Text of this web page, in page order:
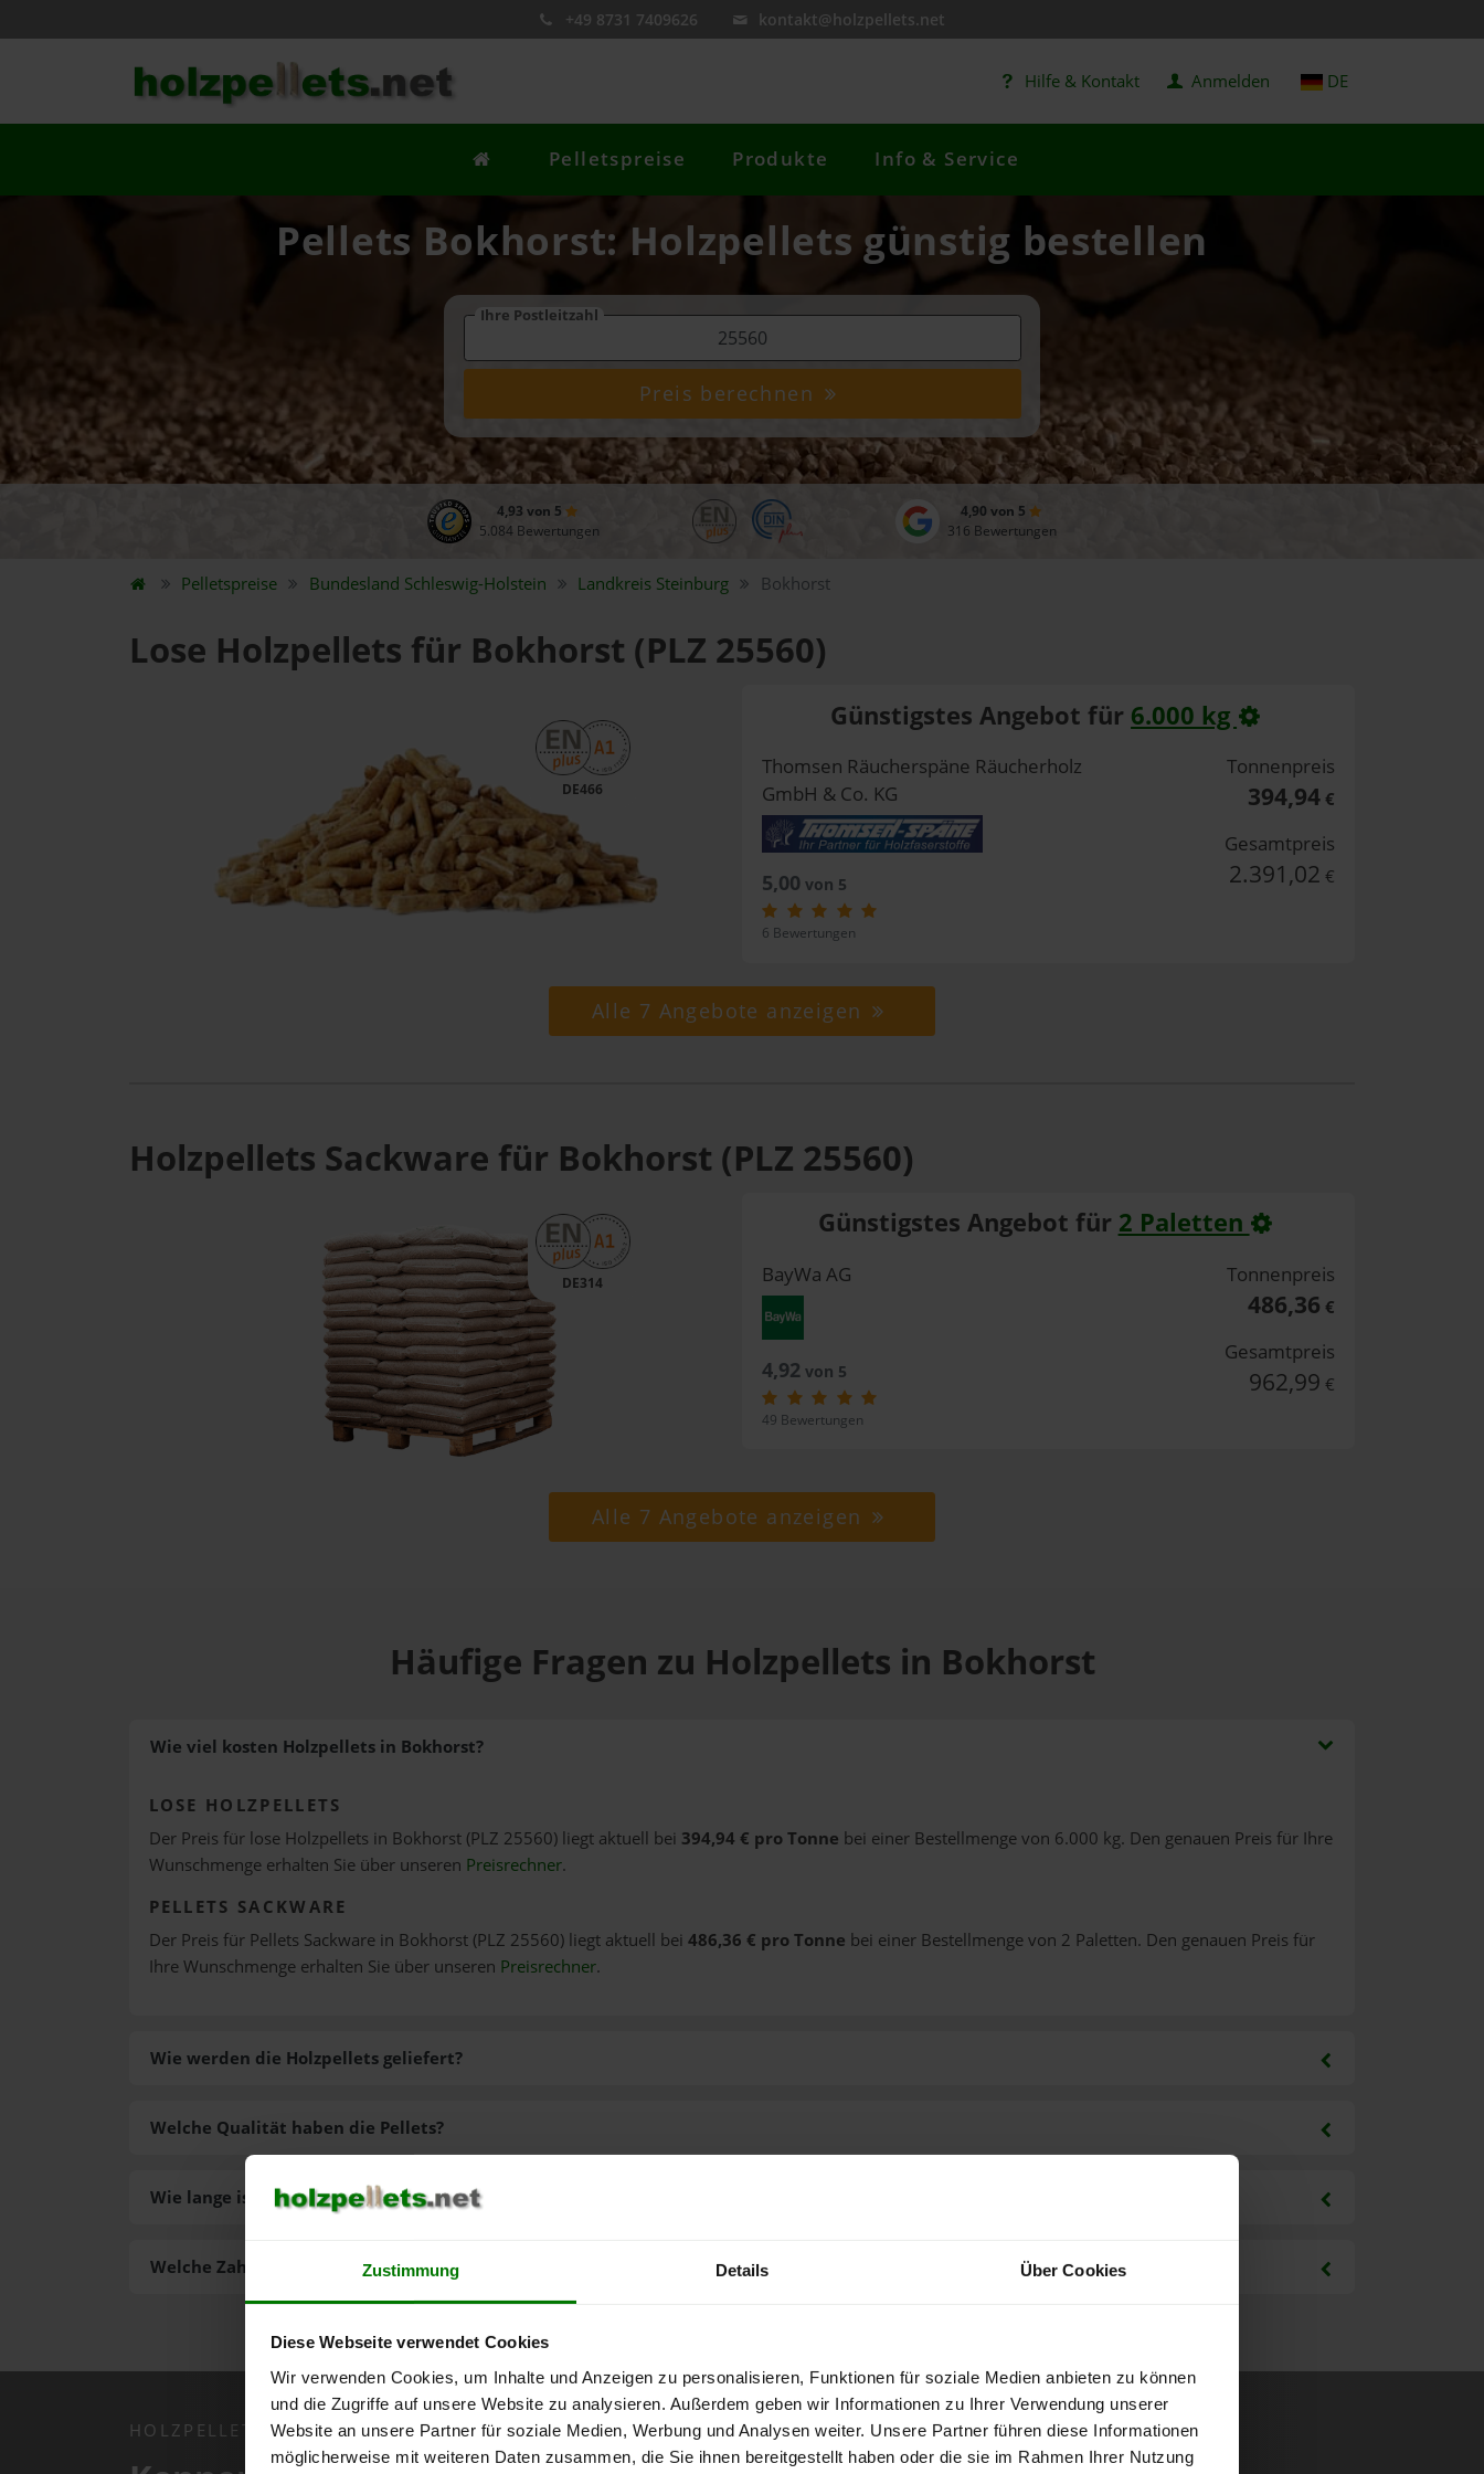
Zustimmung Details Über Cookies
Diese Webseite verwendet Cookies
Wir verwenden Cookies, um Inhalte und Anzeigen zu personalisieren, Funktionen für soziale Medien anbieten zu können
und die Zugriffe auf unsere Website zu analysieren. Außerdem geben wir Informationen zu Ihrer Verwendung unserer
Website an unsere Partner für soziale Medien, Werbung und Analysen weiter. Unsere Partner führen diese Informationen
möglicherweise mit weiteren Daten zusammen, die Sie ihnen bereitgestellt haben oder die sie im Rahmen Ihrer Nutzung
+49 8731 7409626 kontakt@holzpellets.net
Hilfe & Kontakt Anmelden DE
Pelletspreise Produkte Info & Service
Pellets Bokhorst: Holzpellets günstig bestellen
Ihre Postleitzahl
Preis berechnen
4,93 von 5
5.084 Bewertungen
4,90 von 5
316 Bewertungen
Pelletspreise Bundesland Schleswig-Holstein Landkreis Steinburg Bokhorst
Lose Holzpellets für Bokhorst (PLZ 25560)
DE466
Günstigstes Angebot für 6.000 kg
Thomsen Räucherspäne Räucherholz
GmbH & Co. KG
5,00 von 5
6 Bewertungen
Tonnenpreis
394,94€
Gesamtpreis
2.391,02 €
Alle 7 Angebote anzeigen
Holzpellets Sackware für Bokhorst (PLZ 25560)
DE314
Günstigstes Angebot für 2 Paletten
BayWa AG
4,92von 5
49 Bewertungen
Tonnenpreis
486,36 €
Gesamtpreis
962,99 €
Alle 7 Angebote anzeigen
Häufige Fragen zu Holzpellets in Bokhorst
Wie viel kosten Holzpellets in Bokhorst?
LOSE HOLZPELLETS
Der Preis für lose Holzpellets in Bokhorst (PLZ 25560) liegt aktuell bei 394,94 € pro Tonne bei einer Bestellmenge von 6.000 kg. Den genauen Preis für Ihre
Wunschmenge erhalten Sie über unseren Preisrechner.
PELLETS SACKWARE
Der Preis für Pellets Sackware in Bokhorst (PLZ 25560) liegt aktuell bei 486,36 € pro Tonne bei einer Bestellmenge von 2 Paletten. Den genauen Preis für
Ihre Wunschmenge erhalten Sie über unseren Preisrechner.
Wie werden die Holzpellets geliefert?
Welche Zahlungsarten gibt es?
Welche Qualität haben die Pellets?
Wie lange ist die Lieferzeit der Pellets?
HOLZPELLETS.NET APP